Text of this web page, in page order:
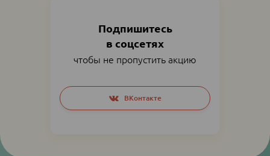
Подпишитесь
в соцсетях
чтобы не пропустить акцию
Social
networks
links
ВКонтакте